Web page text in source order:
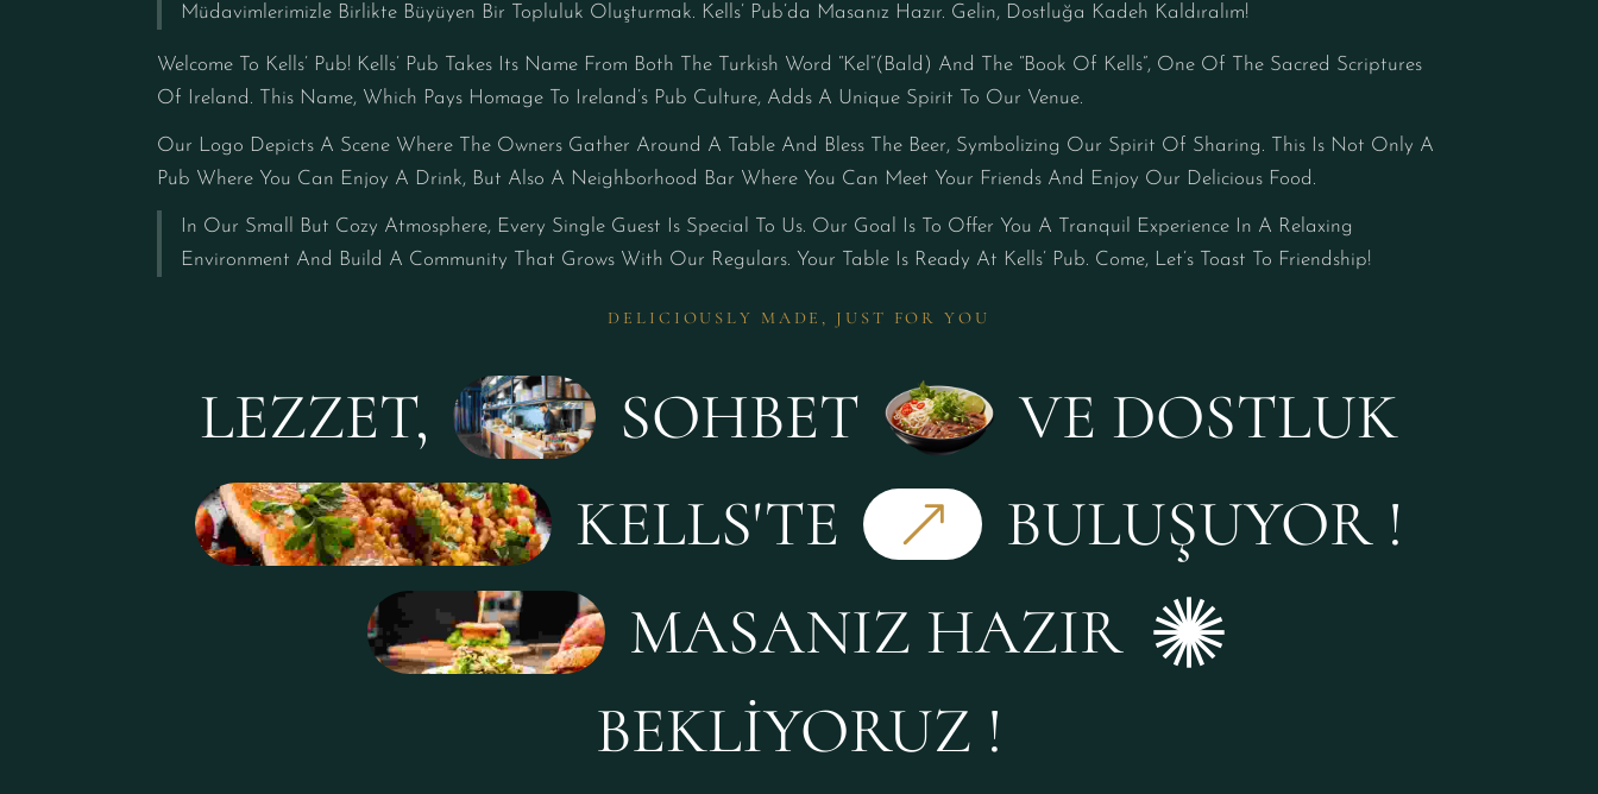
Müdavimlerimizle Birlikte Büyüyen Bir Topluluk Oluşturmak. Kells’ Pub’da Masanız Hazır. Gelin, Dostluğa Kadeh Kaldıralım!
Welcome To Kells’ Pub! Kells’ Pub Takes Its Name From Both The Turkish Word “kel”(bald) And The “Book Of Kells”, One Of The Sacred Scriptures
Of Ireland. This Name, Which Pays Homage To Ireland’s Pub Culture, Adds A Unique Spirit To Our Venue.
Our Logo Depicts A Scene Where The Owners Gather Around A Table And Bless The Beer, Symbolizing Our Spirit Of Sharing. This Is Not Only A
Pub Where You Can Enjoy A Drink, But Also A Neighborhood Bar Where You Can Meet Your Friends And Enjoy Our Delicious Food.
In Our Small But Cozy Atmosphere, Every Single Guest Is Special To Us. Our Goal Is To Offer You A Tranquil Experience In A Relaxing
Environment And Build A Community That Grows With Our Regulars. Your Table Is Ready At Kells’ Pub. Come, Let’s Toast To Friendship!
DELICIOUSLY MADE, JUST FOR YOU
LEZZET, SOHBET
VE DOSTLUK
KELLS'TE
BULUŞUYOR !
MASANIZ HAZIR
BEKLİYORUZ !